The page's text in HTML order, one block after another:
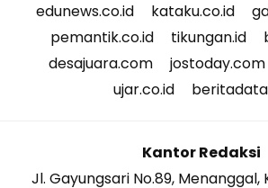
edunews.co.id
kataku.co.id
pemantik.co.id
tikungan.id
desajuara.com
jostoday.com
ujar.co.id
Kantor Redaksi
Jl. Gayungsari No.89, Menanggal,